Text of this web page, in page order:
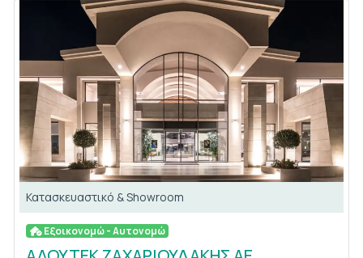
Κατασκευαστικό & Showroom
Εξοικονομώ - Αυτονομώ